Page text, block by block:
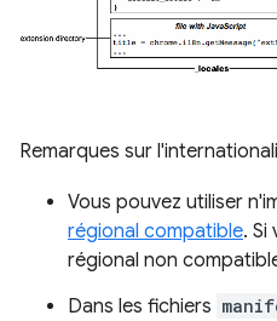
Remarques sur
Vous pouvez utiliser
régional compatible. Si
régional non
Dans les fichiers